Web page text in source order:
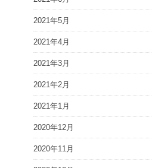
2021年5月
2021年4月
2021年3月
2021年2月
2021年1月
2020年12月
2020年11月